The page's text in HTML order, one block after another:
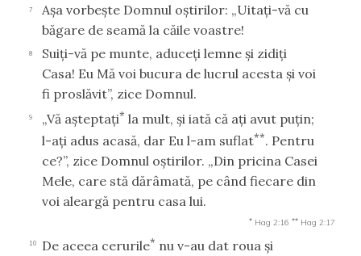
7
Aşa vorbeşte Domnul oştirilor: „Uitaţi-vă cu
băgare de seamă la căile voastre!
8
Suiţi-vă pe munte, aduceţi lemne şi zidiţi
Casa! Eu Mă voi bucura de lucrul acesta şi voi
fi proslăvit”, zice Domnul.
9 „Vă aşteptaţi* la mult, şi iată că aţi avut puţin;
l-aţi adus acasă, dar Eu l-am suflat**. Pentru
ce?”, zice Domnul oştirilor. „Din pricina Casei
Mele, care stă dărâmată, pe când fiecare din
voi aleargă pentru casa lui.
* Hag 2:16 ** Hag 2:17
10 De aceea cerurile* nu v-au dat roua şi